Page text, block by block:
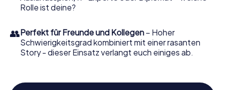
Rolle ist deine?
👥Perfekt für Freunde und Kollegen – Hoher
Schwierigkeitsgrad kombiniert mit einer rasanten
Story - dieser Einsatz verlangt euch einiges ab.